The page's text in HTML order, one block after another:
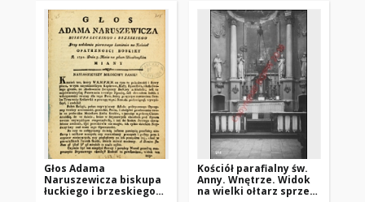
Głos Adama
Naruszewicza biskupa
łuckiego i brzeskiego
Kościół parafialny św.
Anny. Wnętrze. Widok
na wielki ołtarz sprzed